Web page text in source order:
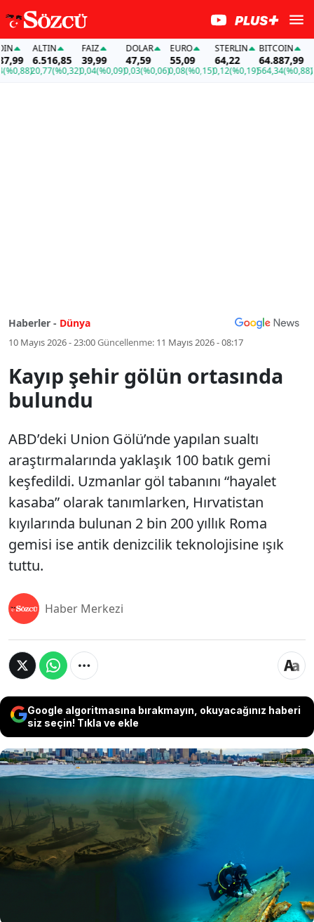
ALTIN
6.516,85
20,77(%0,32)
FAİZ
39,99
0,04(%0,09)
DOLAR
47,59
0,03(%0,06)
EURO
55,09
0,08(%0,15)
STERLIN
64,22
0,12(%0,19)
BITCOIN
64.887,99
564,34(%0,88)
Haberler - Dünya
10 Mayıs 2026 - 23:00Güncellenme: 11 Mayıs 2026 - 08:17
Kayıp şehir gölün ortasında
bulundu
ABD’deki Union Gölü’nde yapılan sualtı
araştırmalarında yaklaşık 100 batık gemi
keşfedildi. Uzmanlar göl tabanını “hayalet
kasaba” olarak tanımlarken, Hırvatistan
kıyılarında bulunan 2 bin 200 yıllık Roma
gemisi ise antik denizcilik teknolojisine ışık
tuttu.
Haber Merkezi
Google algoritmasına bırakmayın, okuyacağınız haberi
siz seçin! Tıkla ve ekle
ABD’deki Union Gölü’nde yapılan sualtı
araştırmalarında yaklaşık 100 batık gemi
keşfedildi. Uzmanlar göl tabanını “hayalet
kasaba” olarak tanımlarken, Hırvatistan
kıyılarında bulunan 2 bin 200 yıllık Roma gemisi
ise antik denizcilik teknolojisine ışık tuttu.